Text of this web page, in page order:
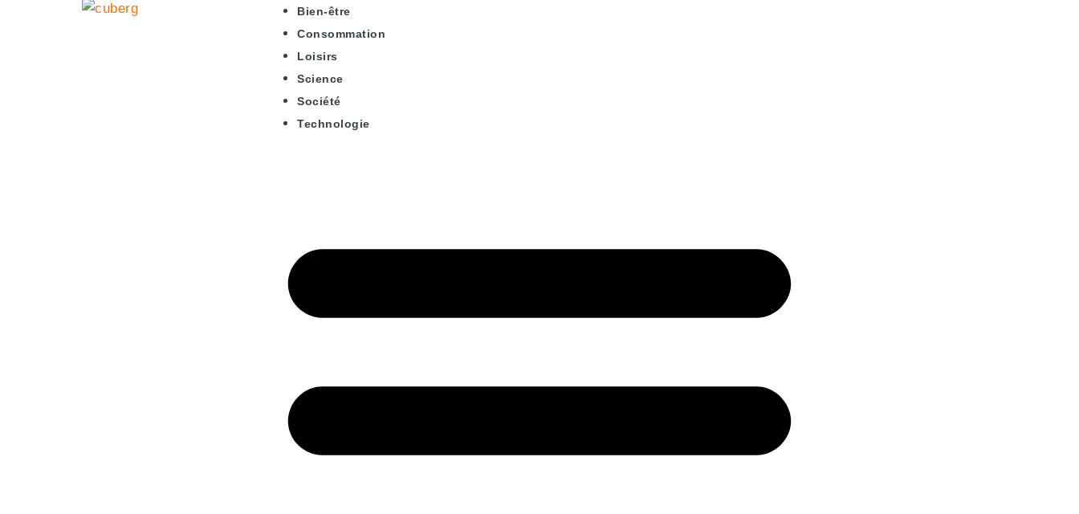
Bien-être
Consommation
Loisirs
Science
Société
Technologie